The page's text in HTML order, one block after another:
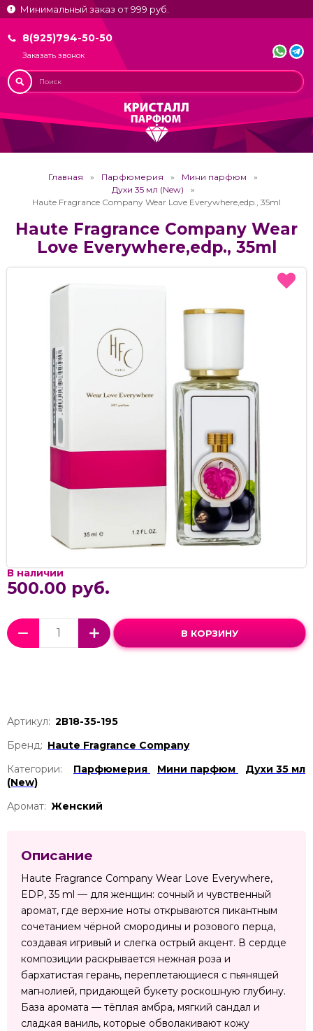
Минимальный заказ от 999 руб.
8(925)794-50-50
Заказать звонок
Главная Парфюмерия
Мини парфюм
Духи 35 мл (New)
Haute Fragrance Company Wear Love Everywhere,edp., 35ml
Haute Fragrance Company Wear
Love Everywhere,edp., 35ml
В наличии
500.00 руб.
В КОРЗИНУ
Артикул: 2В18-35-195
Бренд: Haute Fragrance Company
Категории:
Парфюмерия Мини парфюм
Духи 35 мл
(New)
Аромат: Женский
Описание
Haute Fragrance Company Wear Love Everywhere,
EDP, 35 ml — для женщин: сочный и чувственный
аромат, где верхние ноты открываются пикантным
сочетанием чёрной смородины и розового перца,
создавая игривый и слегка острый акцент. В сердце
композиции раскрывается нежная роза и
бархатистая герань, переплетающиеся с пьянящей
магнолией, придающей букету роскошную глубину.
База аромата — тёплая амбра, мягкий сандал и
сладкая ваниль, которые обволакивают кожу